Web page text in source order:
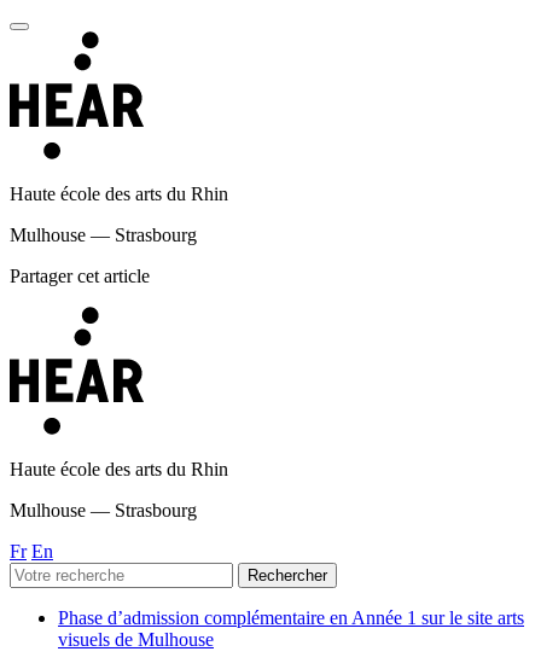
Haute école des arts du Rhin
Mulhouse — Strasbourg
Partager cet article
Haute école des arts du Rhin
Mulhouse — Strasbourg
Fr En
Phase d’admission complémentaire en Année 1 sur le site arts
visuels de Mulhouse